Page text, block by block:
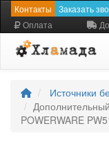
Контакты Заказать
Оплата
Источники
POWERWARE